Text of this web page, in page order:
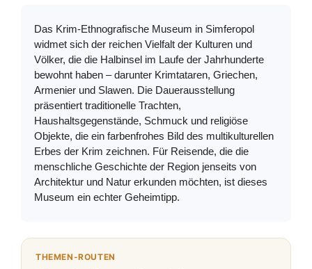
Das Krim-Ethnografische Museum in Simferopol
widmet sich der reichen Vielfalt der Kulturen und
Völker, die die Halbinsel im Laufe der Jahrhunderte
bewohnt haben – darunter Krimtataren, Griechen,
Armenier und Slawen. Die Dauerausstellung
präsentiert traditionelle Trachten,
Haushaltsgegenstände, Schmuck und religiöse
Objekte, die ein farbenfrohes Bild des multikulturellen
Erbes der Krim zeichnen. Für Reisende, die die
menschliche Geschichte der Region jenseits von
Architektur und Natur erkunden möchten, ist dieses
Museum ein echter Geheimtipp.
THEMEN-ROUTEN